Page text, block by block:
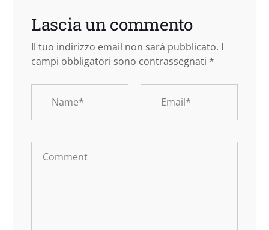
Lascia un commento
Il tuo indirizzo email non sarà pubblicato. I
campi obbligatori sono contrassegnati *